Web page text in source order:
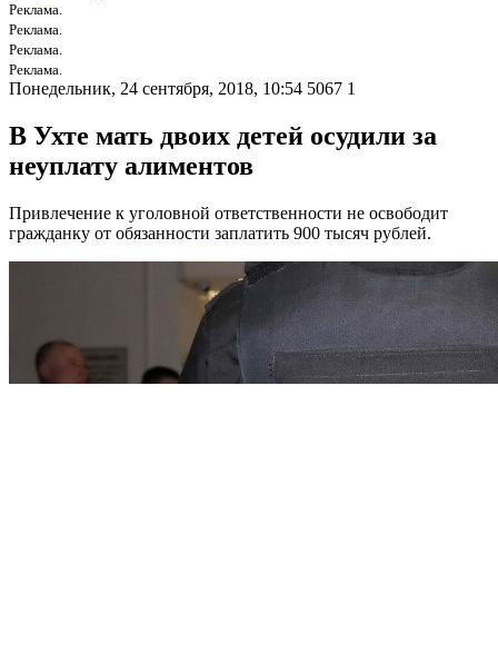
Реклама.
Реклама.
Реклама.
Реклама.
Понедельник, 24 сентября, 2018, 10:54 5067 1
В Ухте мать двоих детей осудили за
неуплату алиментов
Привлечение к уголовной ответственности не освободит
гражданку от обязанности заплатить 900 тысяч рублей.